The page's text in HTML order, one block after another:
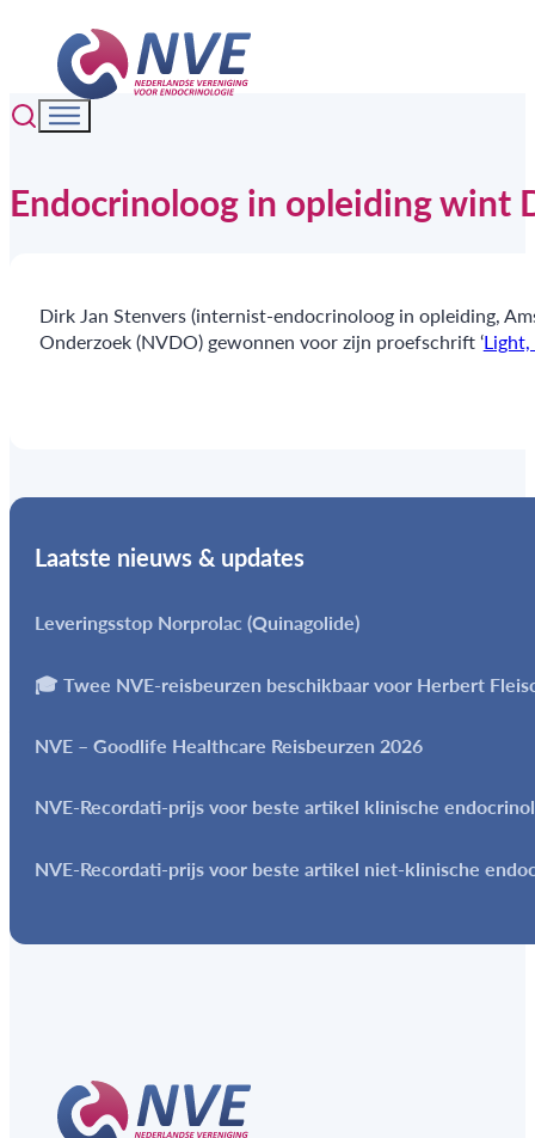
Endocrinoloog in opleiding wint
Dirk Jan Stenvers (internist-endocrinoloog in opleiding,
Onderzoek (NVDO) gewonnen voor zijn proefschrift ‘Light,
Laatste nieuws & updates
Leveringsstop Norprolac (Quinagolide)
🎓 Twee NVE-reisbeurzen beschikbaar voor Herbert
NVE – Goodlife Healthcare Reisbeurzen 2026
NVE-Recordati-prijs voor beste artikel klinische
NVE-Recordati-prijs voor beste artikel niet-klinische